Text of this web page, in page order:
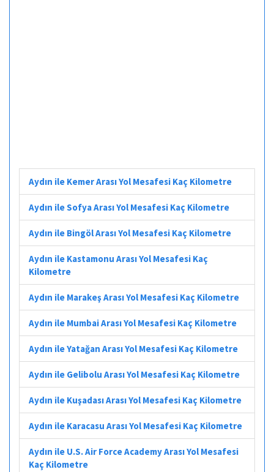
Aydın ile Kemer Arası Yol Mesafesi Kaç Kilometre
Aydın ile Sofya Arası Yol Mesafesi Kaç Kilometre
Aydın ile Bingöl Arası Yol Mesafesi Kaç Kilometre
Aydın ile Kastamonu Arası Yol Mesafesi Kaç
Kilometre
Aydın ile Marakeş Arası Yol Mesafesi Kaç Kilometre
Aydın ile Mumbai Arası Yol Mesafesi Kaç Kilometre
Aydın ile Yatağan Arası Yol Mesafesi Kaç Kilometre
Aydın ile Gelibolu Arası Yol Mesafesi Kaç Kilometre
Aydın ile Kuşadası Arası Yol Mesafesi Kaç Kilometre
Aydın ile Karacasu Arası Yol Mesafesi Kaç Kilometre
Aydın ile U.S. Air Force Academy Arası Yol Mesafesi
Kaç Kilometre